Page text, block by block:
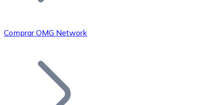
Bitcoin
Comprar OMG Network